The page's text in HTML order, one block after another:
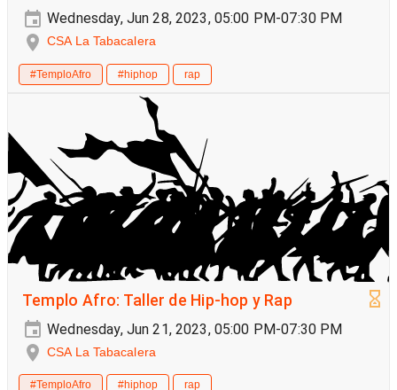
Wednesday, Jun 28, 2023, 05:00 PM-07:30 PM
CSA La Tabacalera
#TemploAfro #hiphop rap
Templo Afro: Taller de Hip-hop y Rap
Wednesday, Jun 21, 2023, 05:00 PM-07:30 PM
CSA La Tabacalera
#TemploAfro #hiphop rap